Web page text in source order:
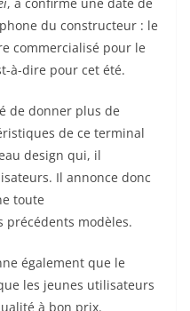
du constructeur : le
commercialisé pour le
à-dire pour cet été.
de donner plus de
de ce terminal
design qui, il
Il annonce donc
toute
précédents modèles.
également que le
les jeunes utilisateurs
à bon prix.